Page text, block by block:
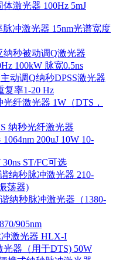
激光器 100Hz 5mJ
脉冲激光器 15nm光谱宽度
纳秒被动调Q激光器
100kW 脉宽0.5ns
动调Q纳秒DPSS激光器
复率1-20 Hz
纤激光器 1W（DTS，
纳秒光纤激光器
200uJ 10W 10-
ST/FC可选
纳秒脉冲激光器 210-
荡器)
纳秒脉冲激光器（1380-
905nm
冲激光器 HLX-I
光器（用于DTS) 50W